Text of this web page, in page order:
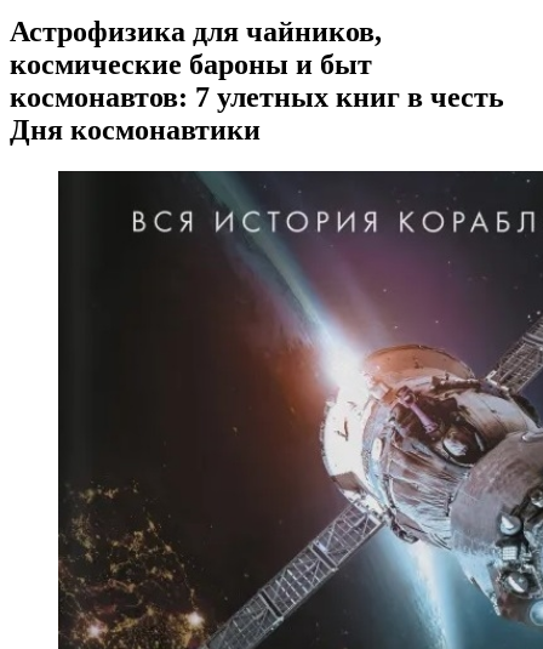
Астрофизика для чайников,
космические бароны и быт
космонавтов: 7 улетных книг в честь
Дня космонавтики